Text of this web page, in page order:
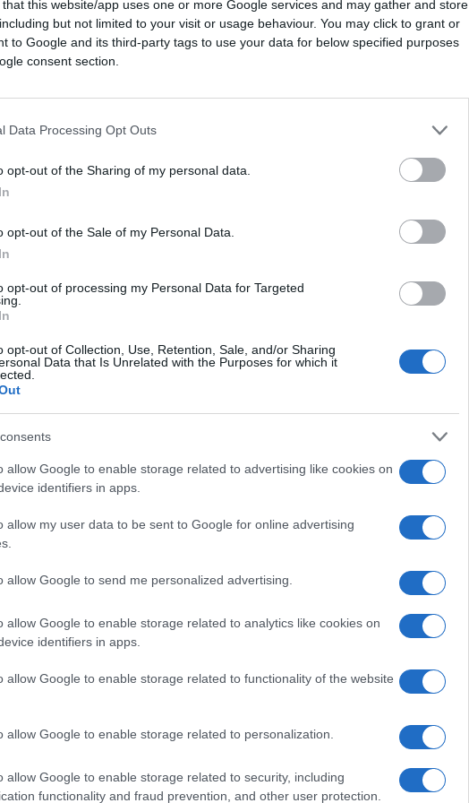
that this website/app uses one or more Google services and may gather and store
but not limited to your visit or usage behaviour. You may click to grant or
to Google and its third-party tags to use your data for below specified purposes
consent section.
Data Processing Opt Outs
opt-out of the Sharing of my personal data.
opt-out of the Sale of my Personal Data.
opt-out of processing my Personal Data for Targeted
opt-out of Collection, Use, Retention, Sale, and/or Sharing
Data that Is Unrelated with the Purposes for which it
allow Google to enable storage related to advertising like cookies on
identifiers in apps.
allow my user data to be sent to Google for online advertising
allow Google to send me personalized advertising.
allow Google to enable storage related to analytics like cookies on
identifiers in apps.
allow Google to enable storage related to functionality of the website
allow Google to enable storage related to personalization.
allow Google to enable storage related to security, including
functionality and fraud prevention, and other user protection.
& Sustainability Officer del
"La comunicazione digitale ha
il flusso informativo”. E questo ha
, Chief Corporate Affairs,
Ferrovie dello Stato Italiane, non
gestisce quotidianamente attraverso il
protagonisti dell’informazione, prima
il paradigma della comunicazione,
la nostra che muove ogni giorno 10mila
momento fa i conti anche con 1300
subito, perché i tre capisaldi sono la
ha spiegato lo stesso Inchingolo a
è avvenuta con la recente sostituzione
imponente operazione che ha
“Abbiamo spiegato chequel
l’efficienza della rete
questo avveniva, con una gru da
ha fatto un intervento anche
cosa stava accadendo ma hanno